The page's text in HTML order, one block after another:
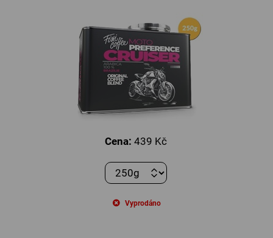
Cena: 439 Kč
Vyprodáno